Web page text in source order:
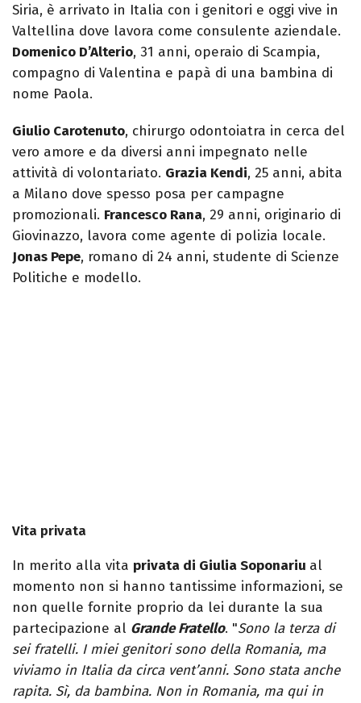
Siria, è arrivato in Italia con i genitori e oggi vive in
Valtellina dove lavora come consulente aziendale.
Domenico D’Alterio, 31 anni, operaio di Scampia,
compagno di Valentina e papà di una bambina di
nome Paola.
Giulio Carotenuto, chirurgo odontoiatra in cerca del
vero amore e da diversi anni impegnato nelle
attività di volontariato. Grazia Kendi, 25 anni, abita
a Milano dove spesso posa per campagne
promozionali. Francesco Rana, 29 anni, originario di
Giovinazzo, lavora come agente di polizia locale.
Jonas Pepe, romano di 24 anni, studente di Scienze
Politiche e modello.
Vita privata
In merito alla vita privata di Giulia Soponariu al
momento non si hanno tantissime informazioni, se
non quelle fornite proprio da lei durante la sua
partecipazione al Grande Fratello. "Sono la terza di
sei fratelli. I miei genitori sono della Romania, ma
viviamo in Italia da circa vent’anni. Sono stata anche
rapita. Sì, da bambina. Non in Romania, ma qui in